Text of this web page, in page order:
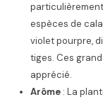
espèces de
violet pourpre,
tiges. Ces
apprécié.
Arôme : La